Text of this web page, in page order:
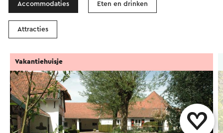
Accommodaties Eten en drinken
Attracties
Vakantiehuisje